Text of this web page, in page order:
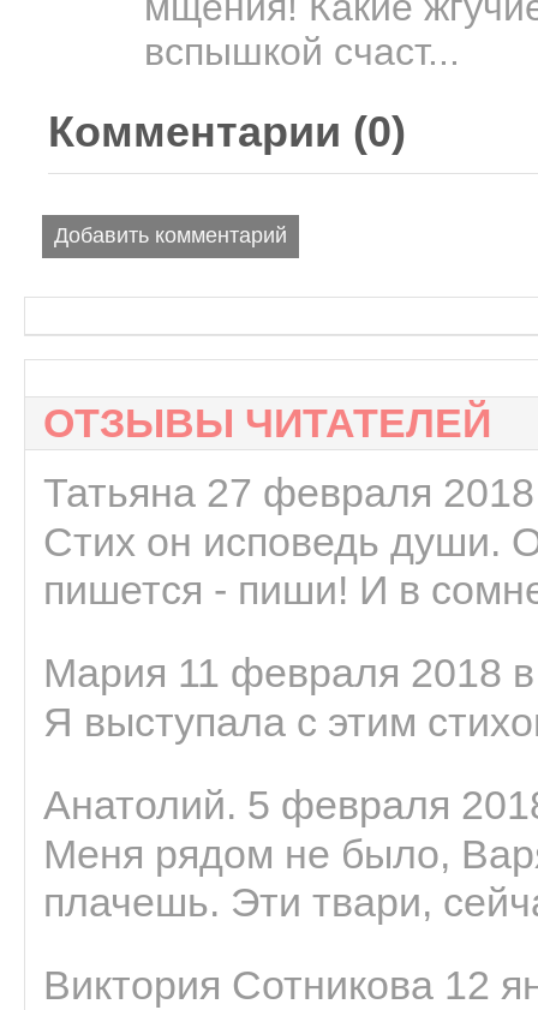
вспышкой счаст...
Комментарии (0)
Добавить комментарий
ОТЗЫВЫ ЧИТАТЕЛЕЙ
Татьяна 27 февраля
Стих он исповедь души.
пишется - пиши! И в
Мария 11 февраля 2018
Я выступала с этим
Анатолий. 5 февраля
Меня рядом не было,
плачешь. Эти твари,
Виктория Сотникова 12